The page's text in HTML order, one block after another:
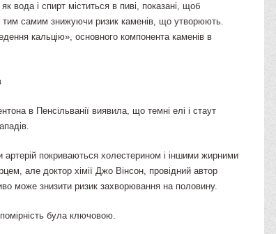
вода і спирт міститься в пиві, показані, щоб
тим самим знижуючи ризик каменів, що утворюють.
кальцію», основного компонента каменів в
в Пенсільванії виявила, що темні елі і стаут
артерій покриваються холестерином і іншими жирними
але доктор хімії Джо Вінсон, провідний автор
може знизити ризик захворювання на половину.
була ключовою.